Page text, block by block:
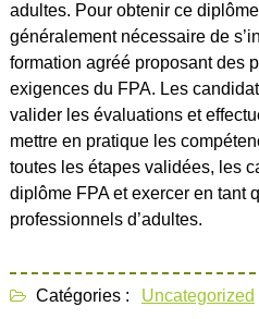
adultes. Pour obtenir ce
généralement nécessaire de
formation agréé proposant des
exigences du FPA. Les
valider les évaluations et
mettre en pratique les
toutes les étapes validées, les
diplôme FPA et exercer en tant
professionnels d’adultes.
Catégories : Uncategorized